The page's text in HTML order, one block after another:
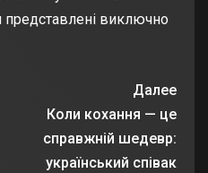
представлені виключно
Далее
Коли кохання — це
справжній шедевр:
український співак